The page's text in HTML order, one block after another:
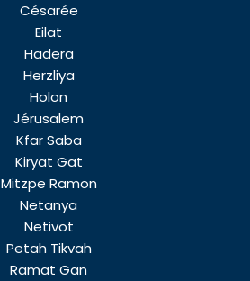
Césarée
Eilat
Hadera
Herzliya
Holon
Jérusalem
Kfar Saba
Kiryat Gat
Mitzpe Ramon
Netanya
Netivot
Petah Tikvah
Ramat Gan